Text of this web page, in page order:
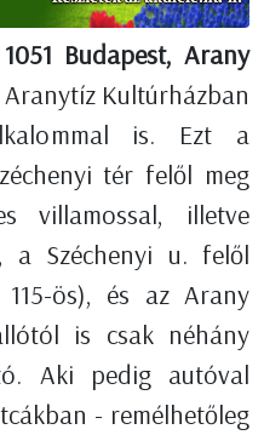
1051 Budapest, Arany
Aranytíz Kultúrházban
is. Ezt a
tér felől meg
villamossal, illetve
a Széchenyi u. felől
ös), és az Arany
is csak néhány
Aki pedig autóval
- remélhetőleg